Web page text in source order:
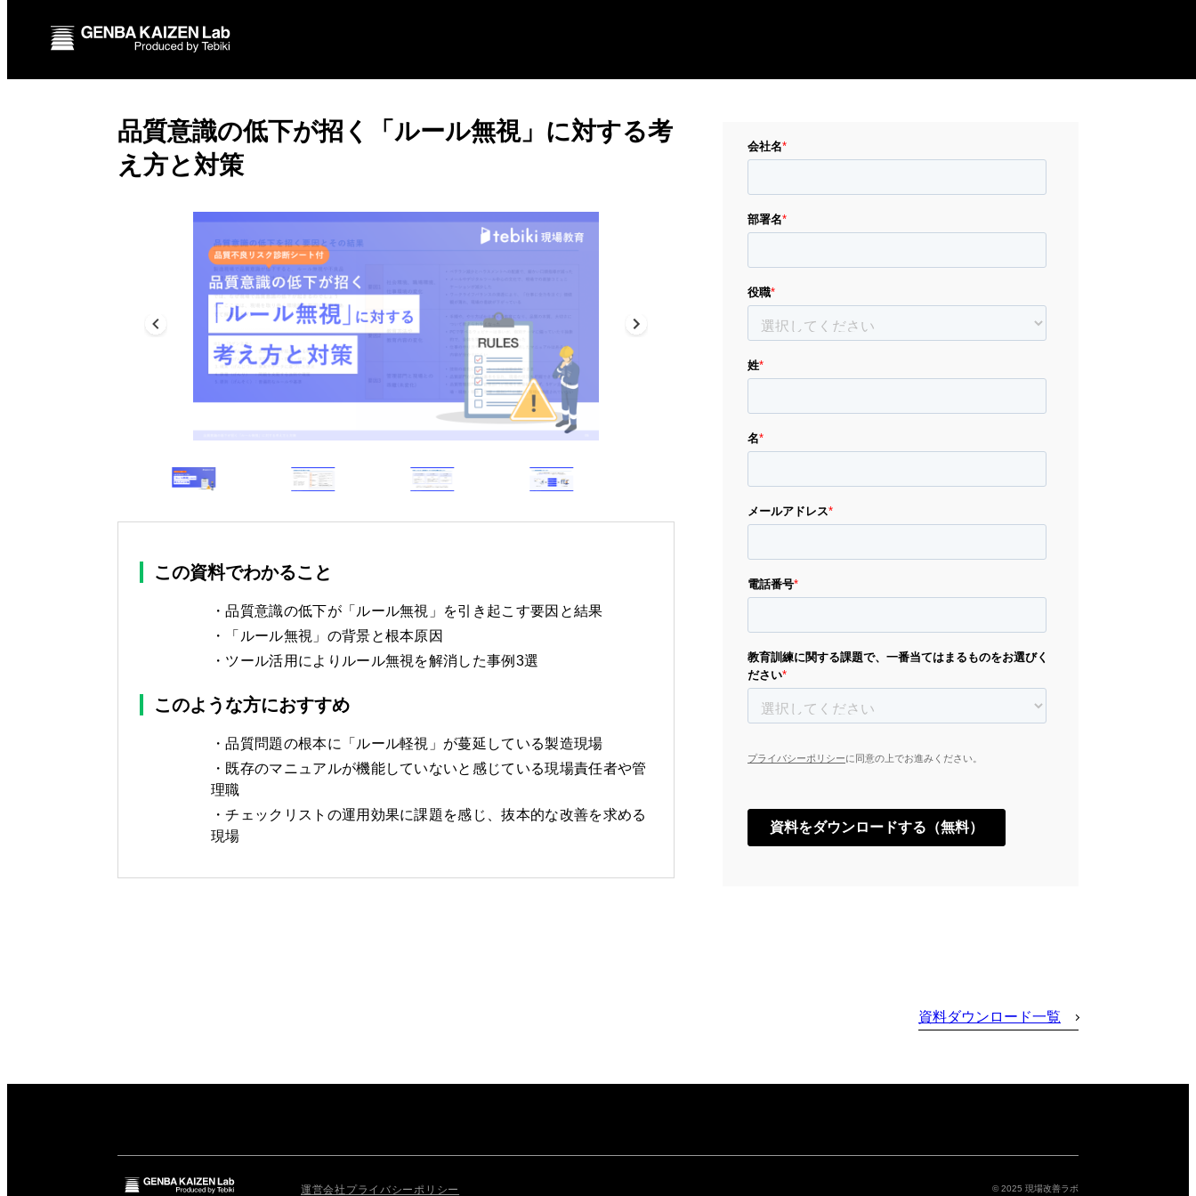
品質意識の低下が招く「ルール無視」に対する考
え方と対策
この資料でわかること
品質意識の低下が「ルール無視」を引き起こす要因と結果
「ルール無視」の背景と根本原因
ツール活用によりルール無視を解消した事例3選
このような方におすすめ
品質問題の根本に「ルール軽視」が蔓延している製造現場
既存のマニュアルが機能していないと感じている現場責任者や管
理職
チェックリストの運用効果に課題を感じ、抜本的な改善を求める
現場
資料ダウンロード一覧
運営会社 プライバシーポリシー © 2025 現場改善ラボ